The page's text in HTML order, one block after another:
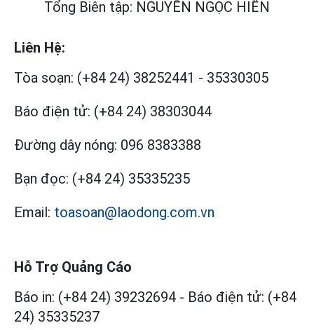
Tổng Biên tập: NGUYỄN NGỌC HIỂN
Liên Hệ:
Tòa soạn: (+84 24) 38252441 - 35330305
Báo điện tử: (+84 24) 38303044
Đường dây nóng: 096 8383388
Bạn đọc: (+84 24) 35335235
Email: toasoan@laodong.com.vn
Hỗ Trợ Quảng Cáo
Báo in: (+84 24) 39232694 - Báo điện tử: (+84
24) 35335237